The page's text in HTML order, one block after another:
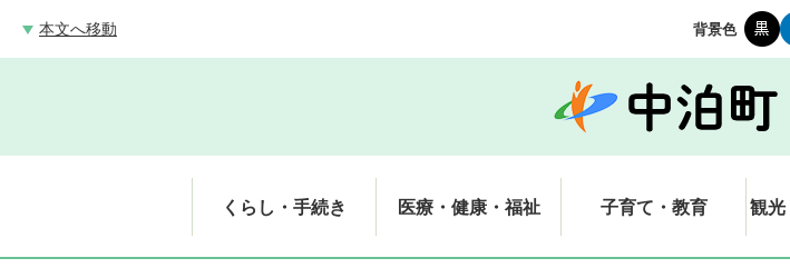
本文へ移動 背景色
くらし・手続き 医療・健康・福祉 子育て・教育 観光